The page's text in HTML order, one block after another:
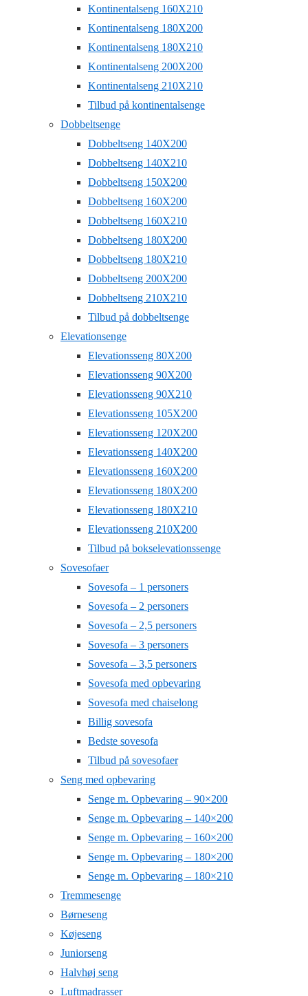
Kontinentalseng 160X210
Kontinentalseng 180X200
Kontinentalseng 180X210
Kontinentalseng 200X200
Kontinentalseng 210X210
Tilbud på kontinentalsenge
Dobbeltsenge
Dobbeltseng 140X200
Dobbeltseng 140X210
Dobbeltseng 150X200
Dobbeltseng 160X200
Dobbeltseng 160X210
Dobbeltseng 180X200
Dobbeltseng 180X210
Dobbeltseng 200X200
Dobbeltseng 210X210
Tilbud på dobbeltsenge
Elevationsenge
Elevationsseng 80X200
Elevationsseng 90X200
Elevationsseng 90X210
Elevationsseng 105X200
Elevationsseng 120X200
Elevationsseng 140X200
Elevationsseng 160X200
Elevationsseng 180X200
Elevationsseng 180X210
Elevationsseng 210X200
Tilbud på bokselevationssenge
Sovesofaer
Sovesofa – 1 personers
Sovesofa – 2 personers
Sovesofa – 2,5 personers
Sovesofa – 3 personers
Sovesofa – 3,5 personers
Sovesofa med opbevaring
Sovesofa med chaiselong
Billig sovesofa
Bedste sovesofa
Tilbud på sovesofaer
Seng med opbevaring
Senge m. Opbevaring – 90×200
Senge m. Opbevaring – 140×200
Senge m. Opbevaring – 160×200
Senge m. Opbevaring – 180×200
Senge m. Opbevaring – 180×210
Tremmesenge
Børneseng
Køjeseng
Juniorseng
Halvhøj seng
Luftmadrasser